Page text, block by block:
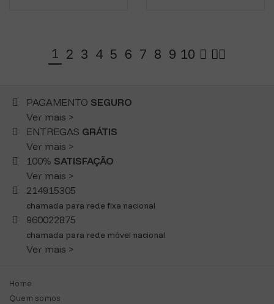
1 2 3 4 5 6 7 8 9 10
PAGAMENTO SEGURO
Ver mais >
ENTREGAS GRÁTIS
Ver mais >
100% SATISFAÇÃO
Ver mais >
214915305
chamada para rede fixa nacional
960022875
chamada para rede móvel nacional
Ver mais >
Home
Quem somos